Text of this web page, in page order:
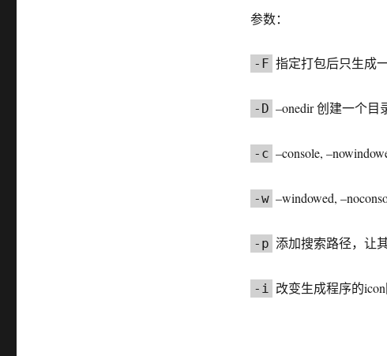
参数：
-F 指定打包后只生成
-D –onedir 创建一个目
-c –console,
-w –windowed,
-p 添加搜索路径，让
-i 改变生成程序的